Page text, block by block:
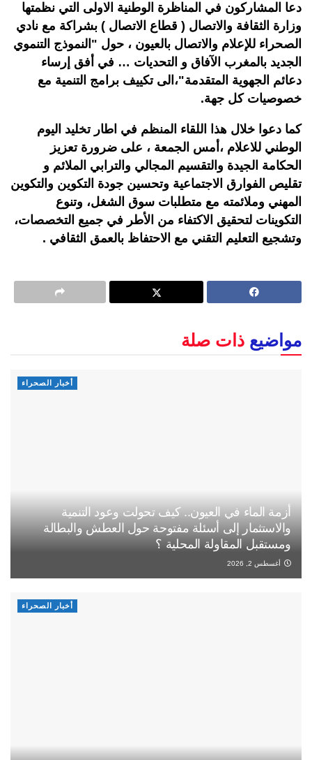
دعا المشاركون في المناظرة الوطنية الاولى التي نظمتها
وزارة الثقافة والاتصال ( قطاع الاتصال ) بشراكة مع نادي
الصحراء للإعلام والاتصال بالعيون ، حول "النموذج التنموي
الجديد بالمغرب الآفاق و التحديات … في أفق إرساء
دعائم الجهوية المتقدمة"،الى تكييف برامج التنمية مع
خصوصيات كل جهة.
كما دعوا خلال هذا اللقاء المنظم في اطار تخليد اليوم
الوطني للاعلام ،أمس الجمعة ، على ضرورة تعزيز
الحكامة الجيدة والتقسيم المجالي والترابي الملائم و
تقليص الفوارق الاجتماعية وتحسين جودة التكوين والتكوين
المهني وملائمته مع متطلبات سوق الشغل، وتنوع
التكوينات لتحقيق الاكتفاء من الأطر في جميع التخصصات،
وتشجيع التعليم التقني مع الاحتفاظ بالعمق الثقافي .
مواضيع ذات صلة
أخبار الصحراء
أزمة الماء في العيون.. كيف تحولت وعود التنمية
والاستثمار إلى أسئلة مفتوحة حول العطش والبطالة
ومستقبل المقاولة المحلية ؟
أغسطس 2, 2026
أخبار الصحراء